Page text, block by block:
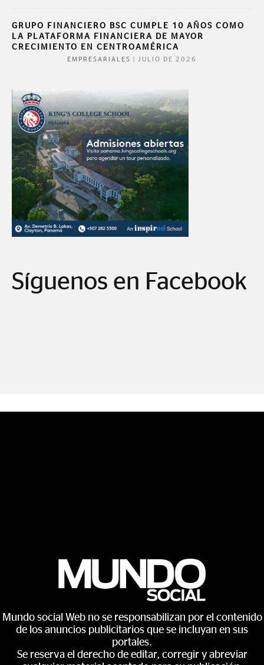
GRUPO FINANCIERO BSC CUMPLE 10 AÑOS COMO
LA PLATAFORMA FINANCIERA DE MAYOR
CRECIMIENTO EN CENTROAMÉRICA
EMPRESARIALES JULIO DE 2026
Síguenos en Facebook
Mundo social Web no se responsabilizan por el contenido
de los anuncios publicitarios que se incluyan en sus
portales.
Se reserva el derecho de editar, corregir y abreviar